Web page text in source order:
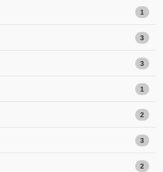
1
3
3
1
2
3
2